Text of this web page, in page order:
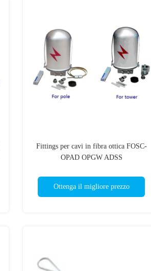
Fittings per cavi in fibra ottica FOSC-
OPAD OPGW ADSS
Ottenga il migliore prezzo